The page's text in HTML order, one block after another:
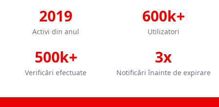
2019
Activi din anul
600k+
Utilizatori
500k+
Verificări efectuate
3x
Notificări înainte de expirare